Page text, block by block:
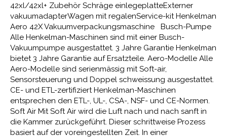
42xl/42xl+ Zubehör Schräge einlegeplatteExterner
vakuumadapterWagen mit regalenService-kit Henkelman
Aero 42X Vakuumverpackungsmaschine Busch-Pumpe
Alle Henkelman-Maschinen sind mit einer Busch-
Vakuumpumpe ausgestattet. 3 Jahre Garantie Henkelman
bietet 3 Jahre Garantie auf Ersatzteile. Aero-Modelle Alle
Aero-Modelle sind serienmässig mit Soft-air,
Sensorsteuerung und Doppel schweissung ausgestattet.
CE- und ETL-zertifiziert Henkelman-Maschinen
entsprechen den ETL-, UL-, CSA-, NSF- und CE-Normen.
Soft Air Mit Soft Air wird die Luft nach und nach sanft in
die Kammer zurückgeführt. Dieser schrittweise Prozess
basiert auf der voreingestellten Zeit. In einer